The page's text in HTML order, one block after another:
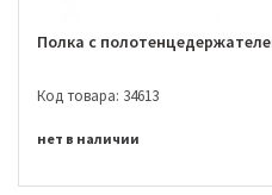
Полка с
Код товара: 34613
нет в наличии